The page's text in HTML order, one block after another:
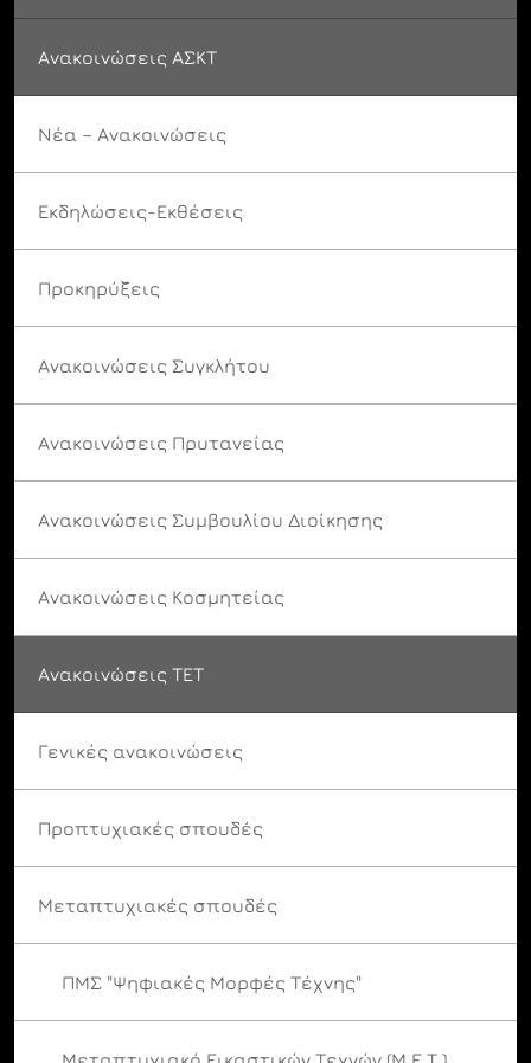
Ανακοινώσεις ΑΣΚΤ
Νέα – Ανακοινώσεις
Εκδηλώσεις-Εκθέσεις
Προκηρύξεις
Ανακοινώσεις Συγκλήτου
Ανακοινώσεις Πρυτανείας
Ανακοινώσεις Συμβουλίου Διοίκησης
Ανακοινώσεις Κοσμητείας
Ανακοινώσεις ΤΕΤ
Γενικές ανακοινώσεις
Προπτυχιακές σπουδές
Μεταπτυχιακές σπουδές
ΠΜΣ "Ψηφιακές Μορφές Τέχνης"